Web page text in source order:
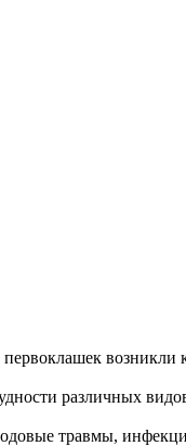
возникли
различных
травмы,